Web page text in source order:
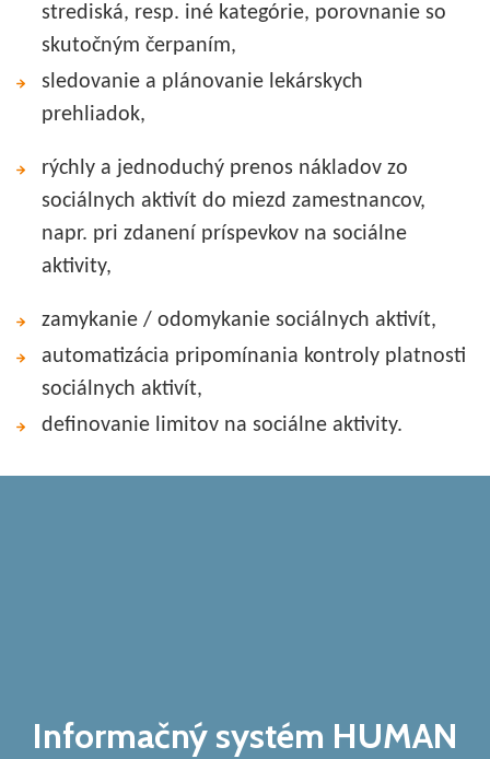
strediská, resp. iné kategórie, porovnanie so
skutočným čerpaním,
sledovanie a plánovanie lekárskych
prehliadok,
rýchly a jednoduchý prenos nákladov zo
sociálnych aktivít do miezd zamestnancov,
napr. pri zdanení príspevkov na sociálne
aktivity,
zamykanie / odomykanie sociálnych aktivít,
automatizácia pripomínania kontroly platnosti
sociálnych aktivít,
definovanie limitov na sociálne aktivity.
Informačný systém HUMAN